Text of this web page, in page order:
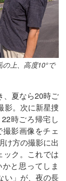
上、高度10°で
、夏なら20時ご
影。次に新星捜
時ごろ帰宅し
影画像をチェ
け方の撮影に出
ック。これでは
と思ってしま
い」が、夜の長